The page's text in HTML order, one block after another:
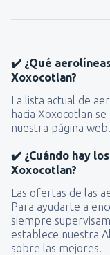
✔️ ¿Qué
Xoxocotlan?
La lista actual de
hacia Xoxocotlan
nuestra página web.
✔️ ¿Cuándo hay
Xoxocotlan?
Las ofertas de las
Para ayudarte a
siempre
establece nuestra
sobre las mejores.